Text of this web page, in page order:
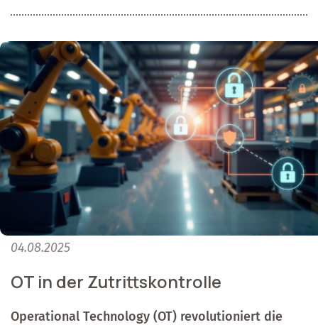
04.08.2025
OT in der Zutrittskontrolle
Operational Technology (OT) revolutioniert die